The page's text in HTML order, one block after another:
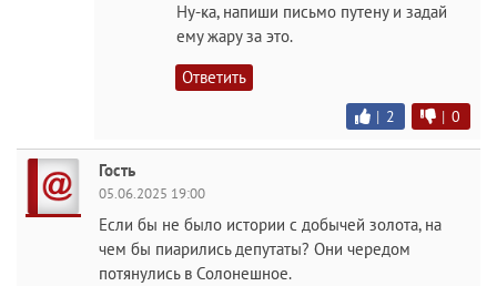
Ну-ка, напиши письмо путену и задай
ему жару за это.
Ответить
| 2 | 0
Гость
05.06.2025 19:00
Если бы не было истории с добычей золота, на
чем бы пиарились депутаты? Они чередом
потянулись в Солонешное.